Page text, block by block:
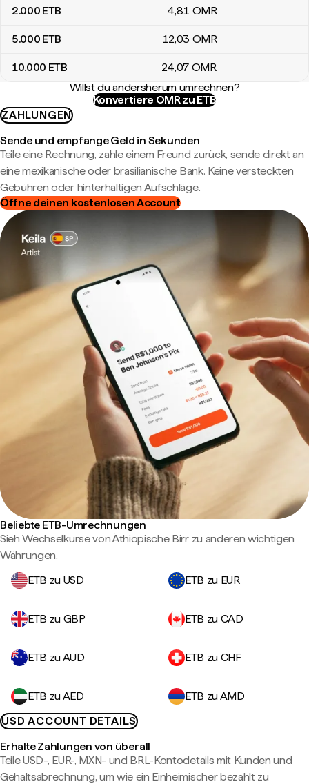
2.000 ETB 4,81 OMR
5.000 ETB 12,03 OMR
10.000 ETB 24,07 OMR
Willst du andersherum umrechnen?
Konvertiere OMR zu ETB
ZAHLUNGEN
Sende und empfange Geld in Sekunden
Teile eine Rechnung, zahle einem Freund zurück, sende direkt an
eine mexikanische oder brasilianische Bank. Keine versteckten
Gebühren oder hinterhältigen Aufschläge.
Öffne deinen kostenlosen Account
Beliebte ETB-Umrechnungen
Sieh Wechselkurse von Äthiopische Birr zu anderen wichtigen
Währungen.
ETB zu USD
ETB zu EUR
ETB zu GBP ETB zu CAD
ETB zu AUD ETB zu CHF
ETB zu AED
ETB zu AMD
USD ACCOUNT DETAILS
Erhalte Zahlungen von überall
Teile USD-, EUR-, MXN- und BRL-Kontodetails mit Kunden und
Gehaltsabrechnung, um wie ein Einheimischer bezahlt zu